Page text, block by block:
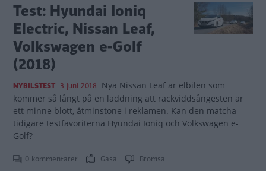
Test: Hyundai Ioniq
Electric, Nissan Leaf,
Volkswagen e-Golf
(2018)
NYBILSTEST 3 juni 2018 Nya Nissan Leaf är elbilen som
kommer så långt på en laddning att räckviddsångesten är
ett minne blott, åtminstone i reklamen. Kan den matcha
tidigare testfavoriterna Hyundai Ioniq och Volkswagen e-
Golf?
0 kommentarer Gasa Bromsa